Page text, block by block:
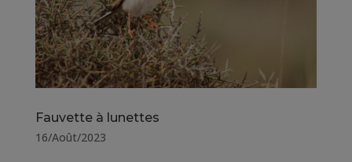
Fauvette à lunettes
16/Août/2023